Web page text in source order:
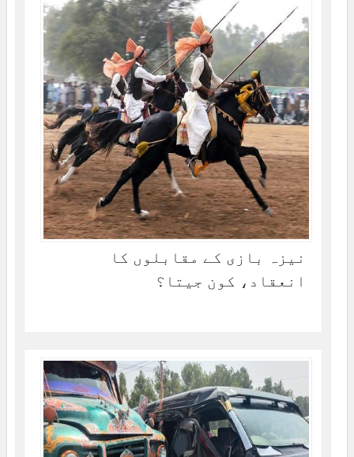
نیزہ بازی کے مقابلوں کا
انعقاد، کون جیتا؟